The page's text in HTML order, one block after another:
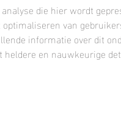
die hier wordt
van
informatie over dit
en nauwkeurige